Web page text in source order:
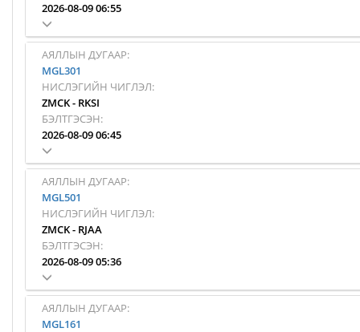
2026-08-09 06:55
АЯЛЛЫН ДУГААР:
MGL301
НИСЛЭГИЙН ЧИГЛЭЛ:
ZMCK- RKSI
БЭЛТГЭСЭН:
2026-08-09 06:45
АЯЛЛЫН ДУГААР:
MGL501
НИСЛЭГИЙН ЧИГЛЭЛ:
ZMCK- RJAA
БЭЛТГЭСЭН:
2026-08-09 05:36
АЯЛЛЫН ДУГААР:
MGL161